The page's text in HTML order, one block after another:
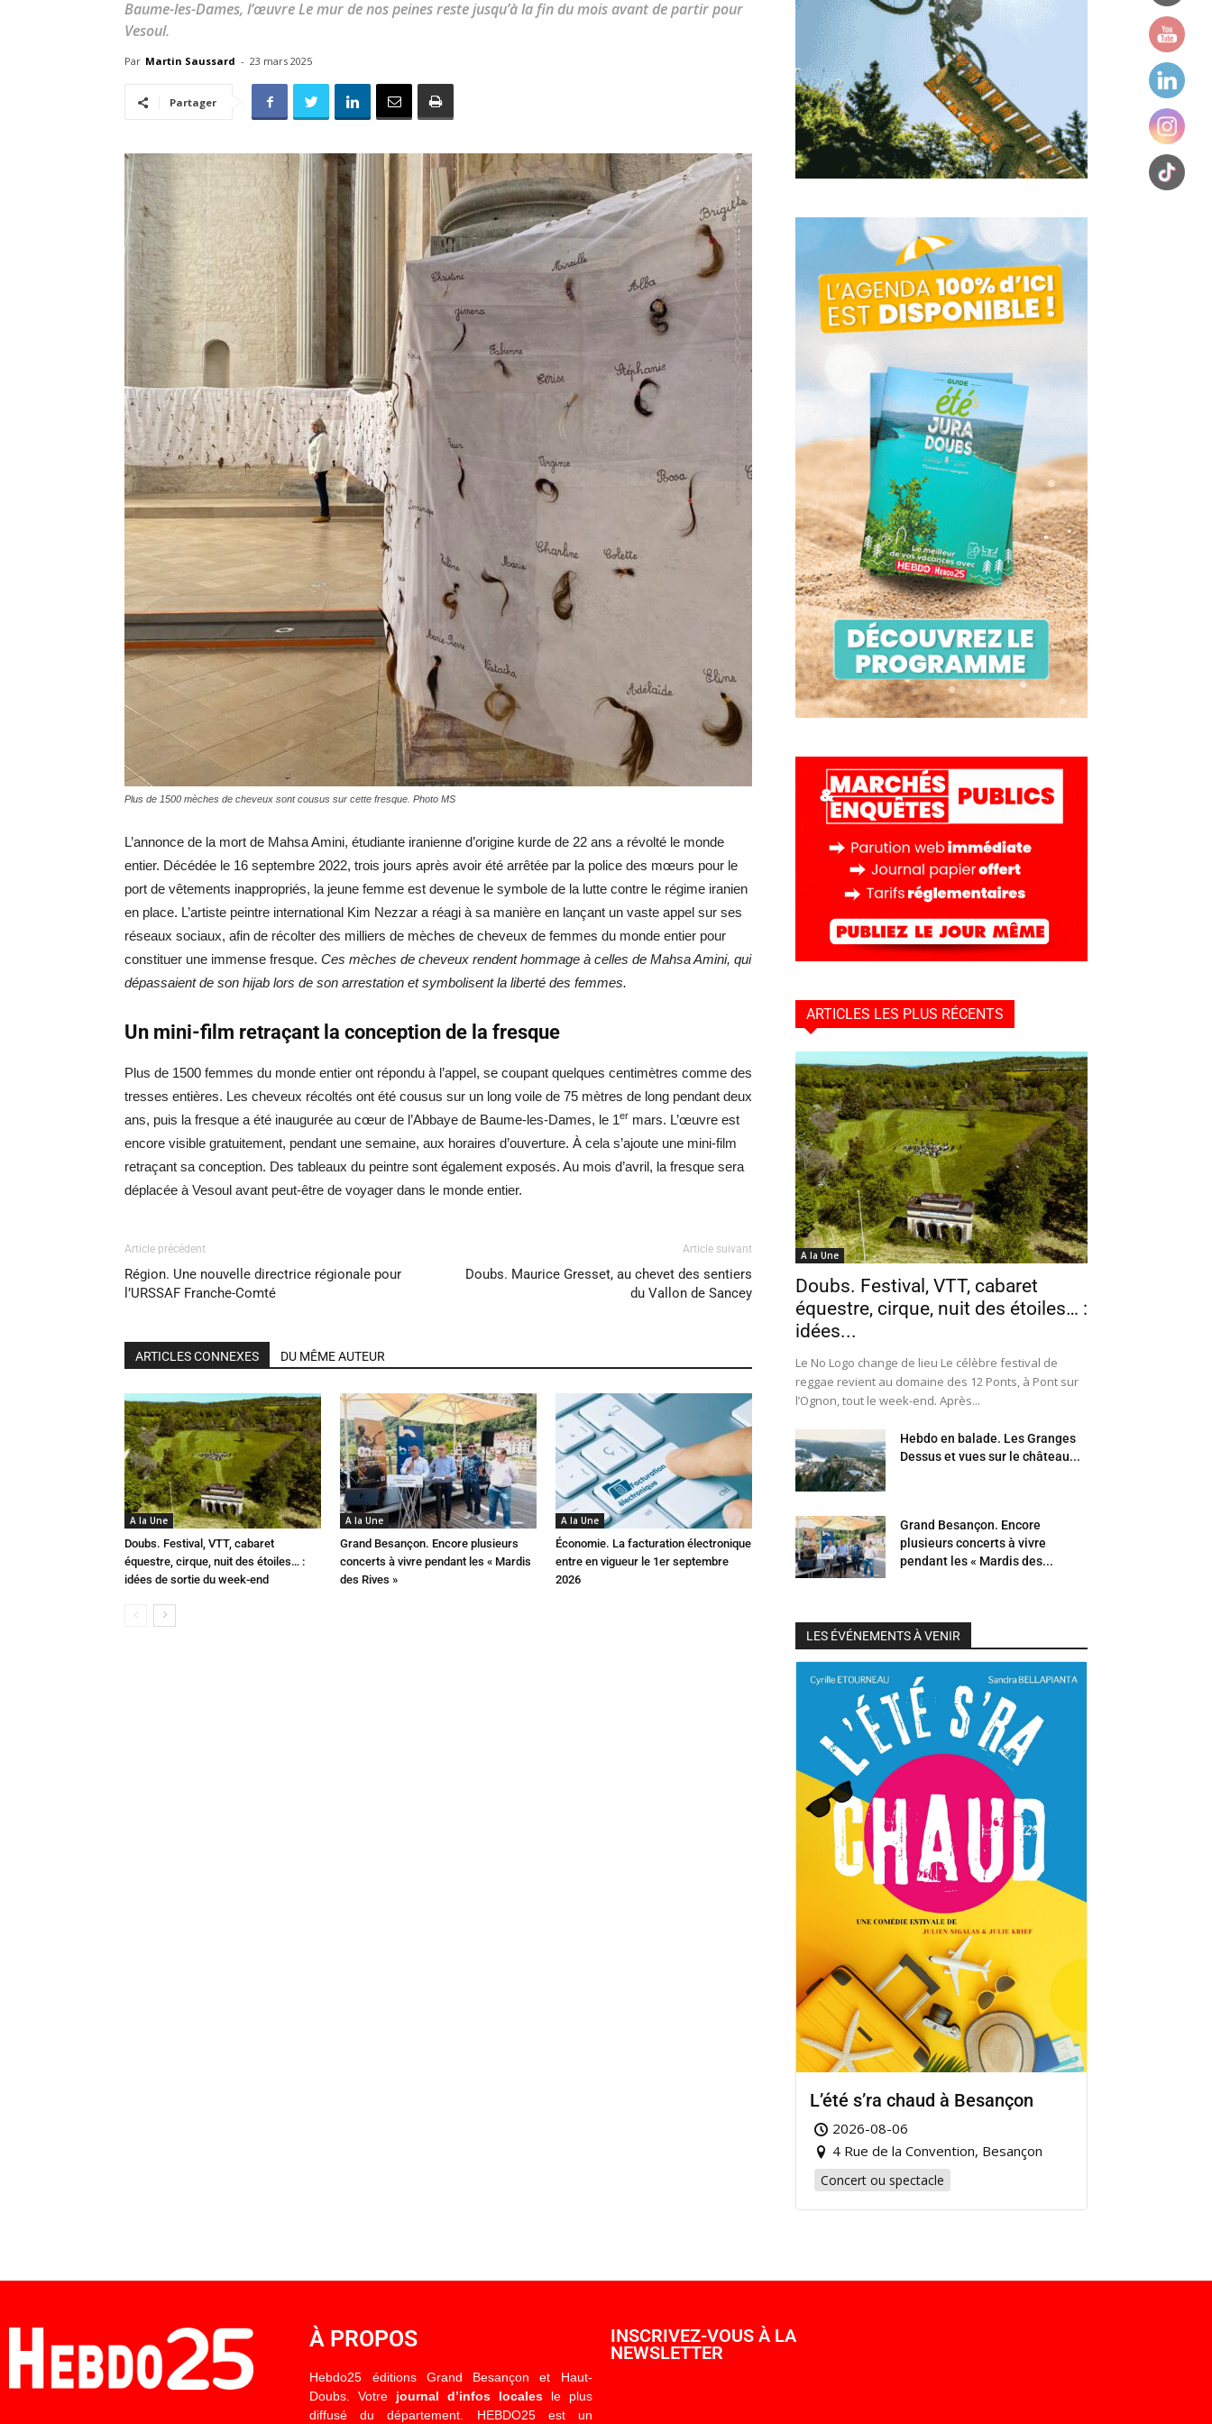
toute
locale
Hebdo25
Baume-les-Dames, l’œuvre Le mur de nos peines reste jusqu’à la fin du mois avant de partir pour
Vesoul.
Par Martin Saussard - 23 mars 2025
Partager
Plus de 1500 mèches de cheveux sont cousus sur cette fresque. Photo MS
L’annonce de la mort de Mahsa Amini, étudiante iranienne d’origine kurde de 22 ans a révolté le monde
entier. Décédée le 16 septembre 2022, trois jours après avoir été arrêtée par la police des mœurs pour le
port de vêtements inappropriés, la jeune femme est devenue le symbole de la lutte contre le régime iranien
en place. L’artiste peintre international Kim Nezzar a réagi à sa manière en lançant un vaste appel sur ses
réseaux sociaux, afin de récolter des milliers de mèches de cheveux de femmes du monde entier pour
constituer une immense fresque. Ces mèches de cheveux rendent hommage à celles de Mahsa Amini, qui
dépassaient de son hijab lors de son arrestation et symbolisent la liberté des femmes.
Un mini-film retraçant la conception de la fresque
Plus de 1500 femmes du monde entier ont répondu à l’appel, se coupant quelques centimètres comme des
tresses entières. Les cheveux récoltés ont été cousus sur un long voile de 75 mètres de long pendant deux
ans, puis la fresque a été inaugurée au cœur de l’Abbaye de Baume-les-Dames, le 1er mars. L’œuvre est
encore visible gratuitement, pendant une semaine, aux horaires d’ouverture. À cela s’ajoute une mini-film
retraçant sa conception. Des tableaux du peintre sont également exposés. Au mois d’avril, la fresque sera
déplacée à Vesoul avant peut-être de voyager dans le monde entier.
Article précédent
Région. Une nouvelle directrice régionale pour
l’URSSAF Franche-Comté
Article suivant
Doubs. Maurice Gresset, au chevet des sentiers
du Vallon de Sancey
ARTICLES CONNEXES DU MÊME AUTEUR
A la Une
Doubs. Festival, VTT, cabaret
équestre, cirque, nuit des étoiles… :
idées de sortie du week-end
A la Une
Grand Besançon. Encore plusieurs
concerts à vivre pendant les « Mardis
des Rives »
A la Une
Économie. La facturation électronique
entre en vigueur le 1er septembre
2026
ARTICLES LES PLUS RÉCENTS
A la Une
Doubs. Festival, VTT, cabaret
équestre, cirque, nuit des étoiles… :
idées...
Le No Logo change de lieu Le célèbre festival de
reggae revient au domaine des 12 Ponts, à Pont sur
l’Ognon, tout le week-end. Après...
Hebdo en balade. Les Granges
Dessus et vues sur le château...
Grand Besançon. Encore
plusieurs concerts à vivre
pendant les « Mardis des...
LES ÉVÉNEMENTS À VENIR
L’été s’ra chaud à Besançon
2026-08-06
4 Rue de la Convention, Besançon
Concert ou spectacle
À PROPOS
Hebdo25 éditions Grand Besançon et Haut-
Doubs. Votre journal d’infos localesle plus
diffusé du département. HEBDO25 est un
INSCRIVEZ-VOUS À LA
NEWSLETTER